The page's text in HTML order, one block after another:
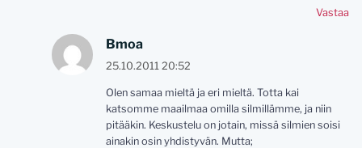
Vastaa
Bmoa
25.10.2011 20:52
Olen samaa mieltä ja eri mieltä. Totta kai
katsomme maailmaa omilla silmillämme, ja niin
pitääkin. Keskustelu on jotain, missä silmien soisi
ainakin osin yhdistyvän. Mutta;